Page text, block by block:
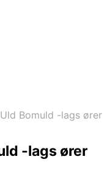
Bomuld -lags ører
-lags ører